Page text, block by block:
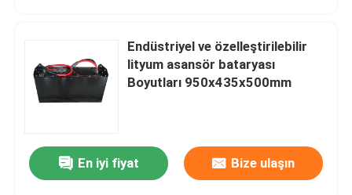
Endüstriyel ve özelleştirilebilir
lityum asansör bataryası
Boyutları 950x435x500mm
En iyi fiyat Bize ulaşın